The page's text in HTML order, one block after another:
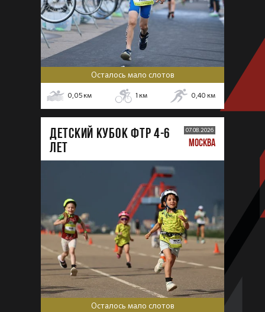
Осталось мало слотов
0,05 км 1 км 0,40 км
ДЕТСКИЙ КУБОК ФТР 4-6
лет
07.08.2026
МОСКВА
Осталось мало слотов